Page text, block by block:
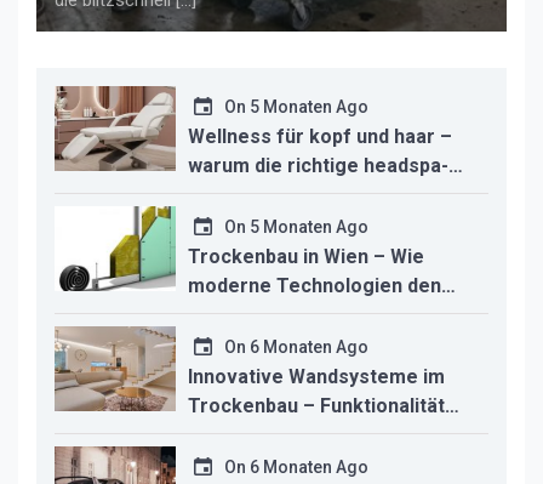
On 5 Monaten Ago
Wellness für kopf und haar –
warum die richtige headspa-
liege den unterschied für ihr
studio macht
On 5 Monaten Ago
Trockenbau in Wien – Wie
moderne Technologien den
Innenausbau revolutionieren
On 6 Monaten Ago
Innovative Wandsysteme im
Trockenbau – Funktionalität
trifft modernes Design
On 6 Monaten Ago